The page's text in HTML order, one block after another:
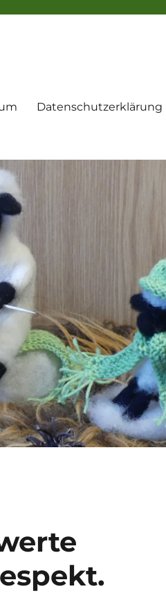
Datenschutzerklärung